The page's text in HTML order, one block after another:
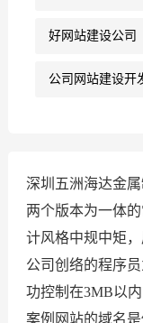
好网站建设公司
公司网站建设开
深圳五洲海达金
两个版本为一体
计风格中规中矩
公司创络的程序
功控制在3MB以
案例网站的域名